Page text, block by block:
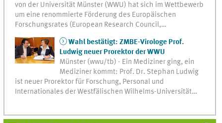
von der Universität Münster (WWU) hat sich im Wettbewerb
um eine renommierte Förderung des Europäischen
Forschungsrates (European Research Council,…
Wahl bestätigt: ZMBE-Virologe Prof.
Ludwig neuer Prorektor der WWU
Münster (wwu/tb) - Ein Mediziner ging, ein
Mediziner kommt: Prof. Dr. Stephan Ludwig
ist neuer Prorektor für Forschung, Personal und
Internationales der Westfälischen Wilhelms-Universität…